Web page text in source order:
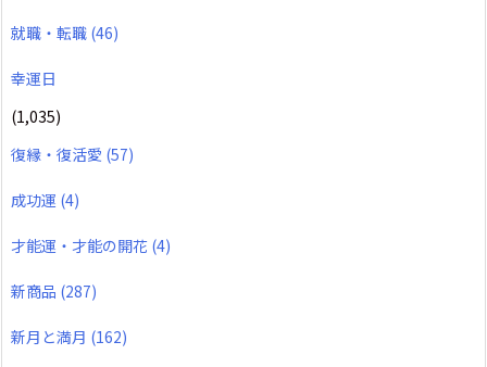
就職・転職 (46)
幸運日
(1,035)
復縁・復活愛 (57)
成功運 (4)
才能運・才能の開花 (4)
新商品 (287)
新月と満月 (162)